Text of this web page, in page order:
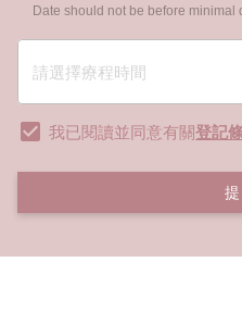
Date should not be before minimal
我已閱讀並同意有關登記